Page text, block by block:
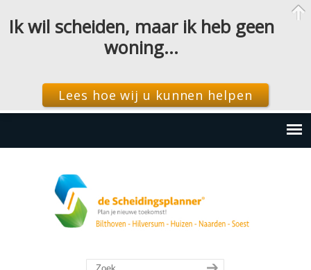
Ik wil scheiden, maar ik heb geen
woning…
Lees hoe wij u kunnen helpen